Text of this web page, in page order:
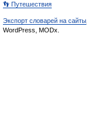
👣 Путешествия
Экспорт словарей на сайты
WordPress, MODx.